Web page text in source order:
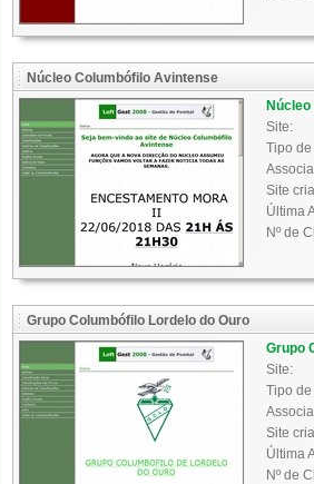
Núcleo Columbófilo Avintense
Site:
Tipo de
Site
Última
Nº de
Grupo Columbófilo Lordelo do Ouro
Grupo
Site:
Tipo de
Site
Última
Nº de